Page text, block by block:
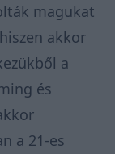
magukat
akkor
a
és
a 21-es